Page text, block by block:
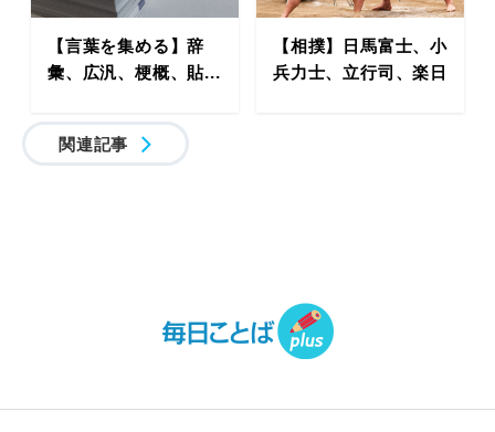
【言葉を集める】辞
彙、広汎、梗概、貼...
【相撲】日馬富士、小
兵力士、立行司、楽日
関連記事